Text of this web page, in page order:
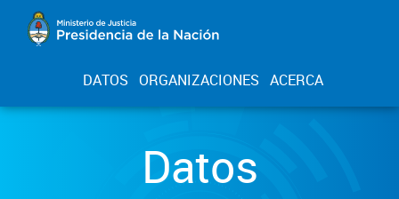
DATOS ORGANIZACIONES ACERCA
Datos